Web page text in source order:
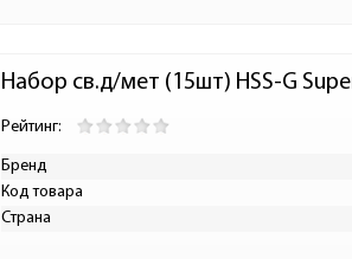
Набор св.д/мет (15шт) HSS-G
Рейтинг:
Бренд
Код товара
Страна